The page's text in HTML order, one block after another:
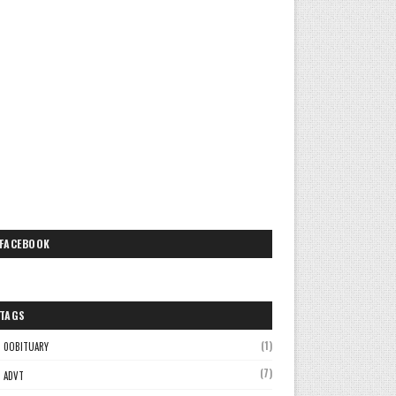
FACEBOOK
TAGS
0OBITUARY (1)
ADVT (7)